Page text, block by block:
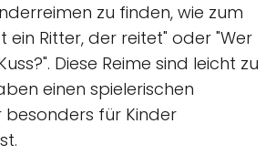
zu finden, wie zum
ein Ritter, der reitet" oder "Wer
Diese Reime sind leicht zu
einen spielerischen
für Kinder